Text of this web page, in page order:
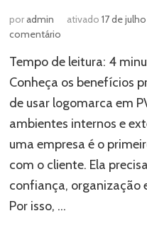
poradmin ativado 17 de
comentário
a
logomarca
pvc
expandido
transformar
sua
fachada
Tempo de leitura: 4
Conheça os benefícios
de usar logomarca em
ambientes internos e
uma empresa é o
com o cliente. Ela
confiança, organização
Por isso, …